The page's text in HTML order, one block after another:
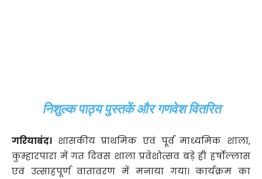
निशुल्क पाठ्य पुस्तकें और गणवेश वितरित
गरियाबंद। शासकीय प्राथमिक एवं पूर्व माध्यमिक शाला,
कुम्हारपारा में गत दिवस शाला प्रवेशोत्सव बड़े ही हर्षोल्लास
एवं उत्साहपूर्ण वातावरण में मनाया गया। कार्यक्रम का